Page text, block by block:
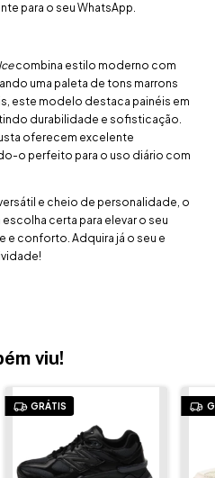
para o seu WhatsApp.
combina estilo moderno com
uma paleta de tons marrons
este modelo destaca painéis em
durabilidade e sofisticação.
oferecem excelente
o perfeito para o uso diário com
e cheio de personalidade, o
certa para elevar o seu
conforto. Adquira já o seu e
viu!
GRÁTIS